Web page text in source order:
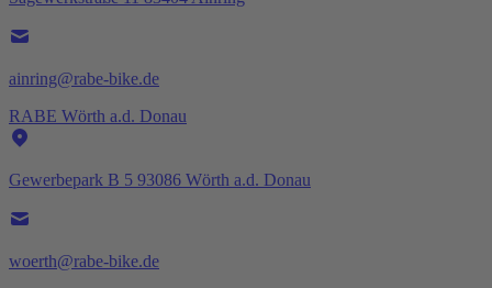
ainring@rabe-bike.de
RABE Wörth a.d. Donau
Gewerbepark B 5 93086 Wörth a.d. Donau
woerth@rabe-bike.de